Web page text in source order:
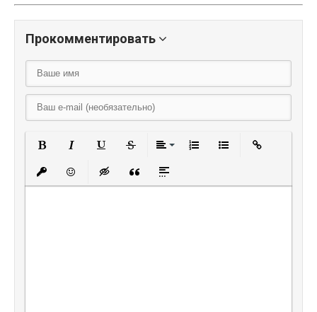
Прокомментировать
Вставить защищенную ссылку
Вставить смайлик
Вставка скрытого текста
Вставка цитаты
Вставка спойлера